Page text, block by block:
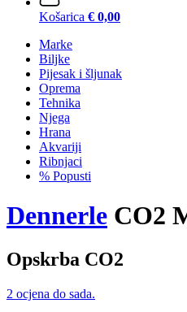
Košarica € 0,00
Marke
Biljke
Pijesak i šljunak
Oprema
Tehnika
Njega
Hrana
Akvariji
Ribnjaci
% Popusti
Dennerle CO2
Opskrba CO2
2 ocjena do sada.